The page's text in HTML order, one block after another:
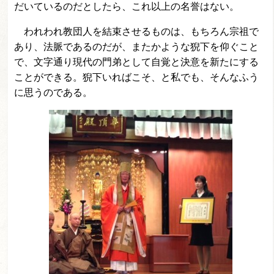
だいているのだとしたら、これ以上の名誉はない。
われわれ教団人を結束させるものは、もちろん宗祖で
あり、法脈であるのだが、またかような猊下を仰ぐこと
で、文字通り現代の門弟として自覚と決意を新たにする
ことができる。猊下いればこそ、と私でも、そんなふう
に思うのである。